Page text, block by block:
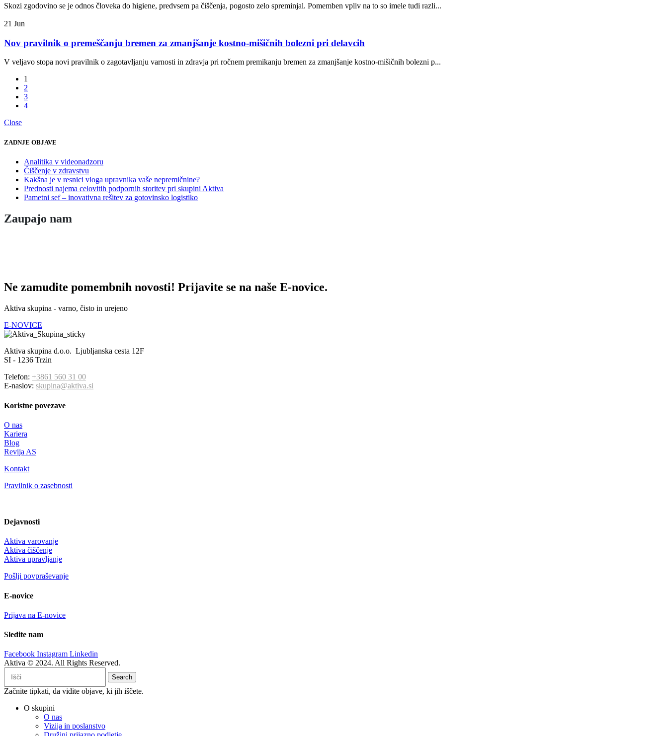
Skozi zgodovino se je odnos človeka do higiene, predvsem pa čiščenja, pogosto zelo spreminjal. Pomemben vpliv na to so imele tudi razli...
21 Jun
Nov pravilnik o premeščanju bremen za zmanjšanje kostno-mišičnih bolezni pri delavcih
V veljavo stopa novi pravilnik o zagotavljanju varnosti in zdravja pri ročnem premikanju bremen za zmanjšanje kostno-mišičnih bolezni p...
1
2
3
4
Close
ZADNJE OBJAVE
Analitika v videonadzoru
Čiščenje v zdravstvu
Kakšna je v resnici vloga upravnika vaše nepremičnine?
Prednosti najema celovitih podpornih storitev pri skupini Aktiva
Pametni sef – inovativna rešitev za gotovinsko logistiko
Zaupajo nam
Ne zamudite pomembnih novosti! Prijavite se na naše E-novice.
Aktiva skupina - varno, čisto in urejeno
E-NOVICE
Aktiva skupina d.o.o. Ljubljanska cesta 12F
SI - 1236 Trzin
Telefon: +3861 560 31 00
E-naslov: skupina@aktiva.si
Koristne povezave
O nas
Kariera
Blog
Revija AS
Kontakt
Pravilnik o zasebnosti
Dejavnosti
Aktiva varovanje
Aktiva čiščenje
Aktiva upravljanje
Pošlji povpraševanje
E-novice
Prijava na E-novice
Sledite nam
Facebook Instagram Linkedin
Aktiva © 2024. All Rights Reserved.
Search
Začnite tipkati, da vidite objave, ki jih iščete.
O skupini
O nas
Vizija in poslanstvo